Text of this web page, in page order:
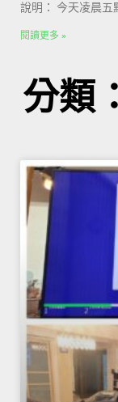
說明： 今天凌晨五
閱讀更多 »
分類